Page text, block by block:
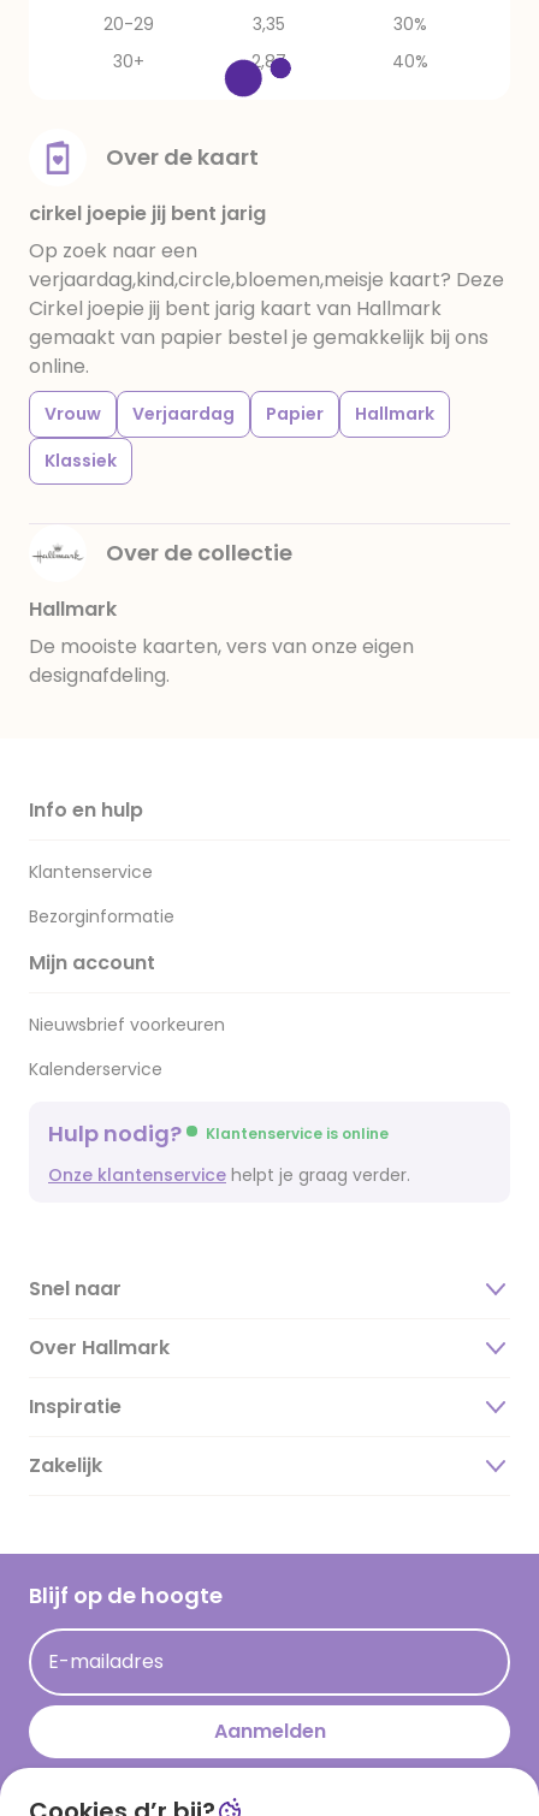
20-29
3,35
30%
30+
2,87 40%
Over de kaart
cirkel joepie jij bent jarig
Op zoek naar een
verjaardag,kind,circle,bloemen,meisje kaart? Deze
Cirkel joepie jij bent jarig kaart van Hallmark
gemaakt van papier bestel je gemakkelijk bij ons
online.
Vrouw Verjaardag Papier
Hallmark
Klassiek
Over de collectie
Hallmark
De mooiste kaarten, vers van onze eigen
designafdeling.
Info en hulp
Klantenservice
Bezorginformatie
Mijn account
Nieuwsbrief voorkeuren
Kalenderservice
Hulp nodig? Klantenservice is online
Onze klantenservice helpt je graag verder.
Snel naar
Over Hallmark
Over ons
Duurzaamheid
Hallmark Kaartclub
Acties
Persberichten
Hallmark en Kinderpostzegels
Inspiratie
Magazine
Cadeau inspiratie
Kaartinspiratie
Zakelijk
Blijf op de hoogte
E-mailadres
Aanmelden